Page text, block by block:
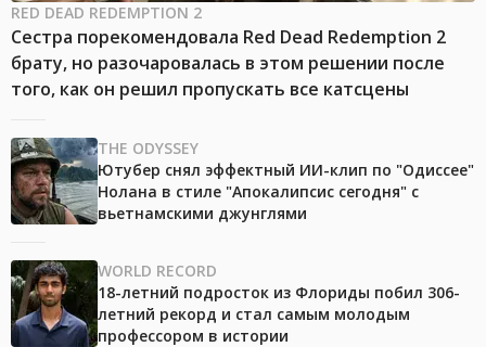
RED DEAD REDEMPTION 2
Сестра порекомендовала Red Dead Redemption 2
брату, но разочаровалась в этом решении после
того, как он решил пропускать все катсцены
THE ODYSSEY
Ютубер снял эффектный ИИ-клип по "Одиссее"
Нолана в стиле "Апокалипсис сегодня" с
вьетнамскими джунглями
WORLD RECORD
18-летний подросток из Флориды побил 306-
летний рекорд и стал самым молодым
профессором в истории